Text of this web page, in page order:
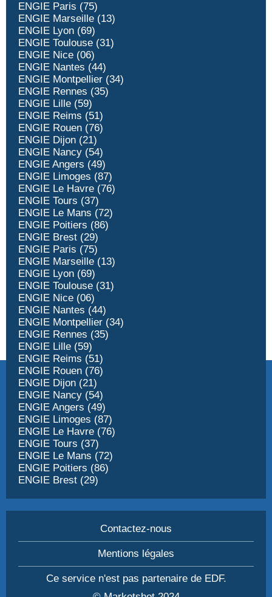
ENGIE Paris (75)
ENGIE Marseille (13)
ENGIE Lyon (69)
ENGIE Toulouse (31)
ENGIE Nice (06)
ENGIE Nantes (44)
ENGIE Montpellier (34)
ENGIE Rennes (35)
ENGIE Lille (59)
ENGIE Reims (51)
ENGIE Rouen (76)
ENGIE Dijon (21)
ENGIE Nancy (54)
ENGIE Angers (49)
ENGIE Limoges (87)
ENGIE Le Havre (76)
ENGIE Tours (37)
ENGIE Le Mans (72)
ENGIE Poitiers (86)
ENGIE Brest (29)
ENGIE Paris (75)
ENGIE Marseille (13)
ENGIE Lyon (69)
ENGIE Toulouse (31)
ENGIE Nice (06)
ENGIE Nantes (44)
ENGIE Montpellier (34)
ENGIE Rennes (35)
ENGIE Lille (59)
ENGIE Reims (51)
ENGIE Rouen (76)
ENGIE Dijon (21)
ENGIE Nancy (54)
ENGIE Angers (49)
ENGIE Limoges (87)
ENGIE Le Havre (76)
ENGIE Tours (37)
ENGIE Le Mans (72)
ENGIE Poitiers (86)
ENGIE Brest (29)
Contactez-nous
Mentions légales
Ce service n'est pas partenaire de EDF.